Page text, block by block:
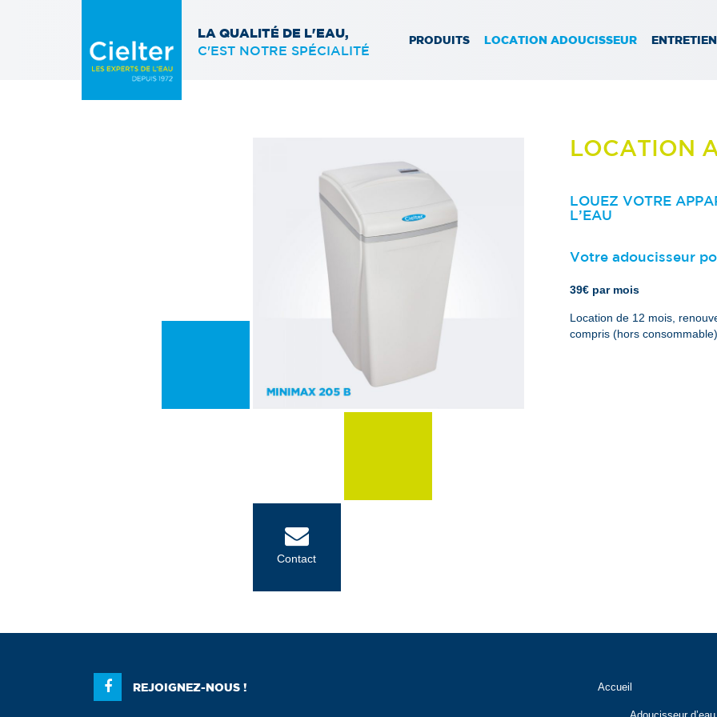
LA QUALITÉ DE L'EAU,
C'EST NOTRE SPÉCIALITÉ
PRODUITS LOCATION ADOUCISSEUR
Contact
LOCATION
LOUEZ VOTRE
L’EAU
Votre adoucisseur
39€ par mois
Location de 12 mois,
compris (hors consommable)
REJOIGNEZ-NOUS ! Accueil